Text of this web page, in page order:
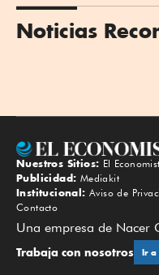
Noticias
Nuestros Sitios: El
Publicidad: Mediakit
Institucional: Aviso de
Contacto
Una empresa de Nacer
Trabaja con nosotros Ir